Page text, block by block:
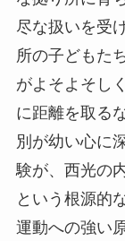
尽な扱いを受
所の子どもた
がよそよそし
に距離を取る
別が幼い心に
験が、西光の
という根源的
運動への強い